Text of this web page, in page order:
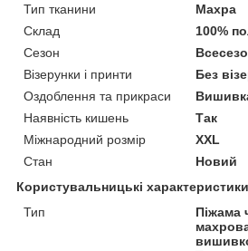
Тип тканини
Махра
Склад
100%
Сезон
Візерунки і принти
Без
Оздоблення та прикраси
Наявність кишень
Так
Міжнародний розмір
XXL
Стан
Новий
Користувальницькі характеристики
Тип
Піжама